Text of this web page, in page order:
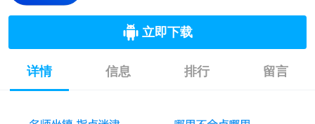
立即下载
详情 信息 排行 留言